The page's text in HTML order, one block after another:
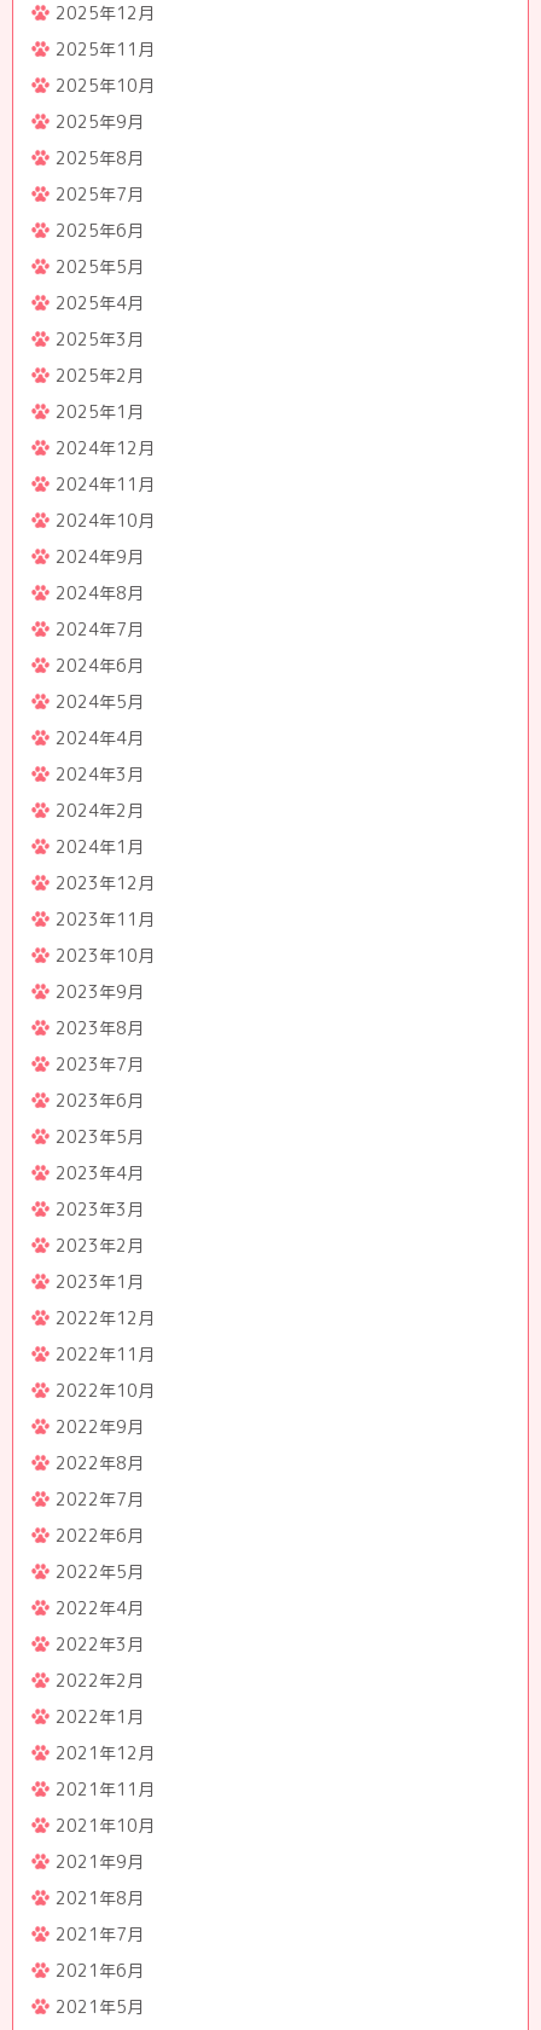
2025年12月
2025年11月
2025年10月
2025年9月
2025年8月
2025年7月
2025年6月
2025年5月
2025年4月
2025年3月
2025年2月
2025年1月
2024年12月
2024年11月
2024年10月
2024年9月
2024年8月
2024年7月
2024年6月
2024年5月
2024年4月
2024年3月
2024年2月
2024年1月
2023年12月
2023年11月
2023年10月
2023年9月
2023年8月
2023年7月
2023年6月
2023年5月
2023年4月
2023年3月
2023年2月
2023年1月
2022年12月
2022年11月
2022年10月
2022年9月
2022年8月
2022年7月
2022年6月
2022年5月
2022年4月
2022年3月
2022年2月
2022年1月
2021年12月
2021年11月
2021年10月
2021年9月
2021年8月
2021年7月
2021年6月
2021年5月